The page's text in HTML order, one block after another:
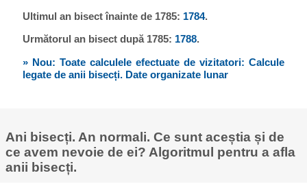
Ultimul an bisect înainte de 1785: 1784.
Următorul an bisect după 1785: 1788.
» Nou: Toate calculele efectuate de vizitatori: Calcule
legate de anii bisecți. Date organizate lunar
Ani bisecți. An normali. Ce sunt aceștia și de
ce avem nevoie de ei? Algoritmul pentru a afla
anii bisecți.